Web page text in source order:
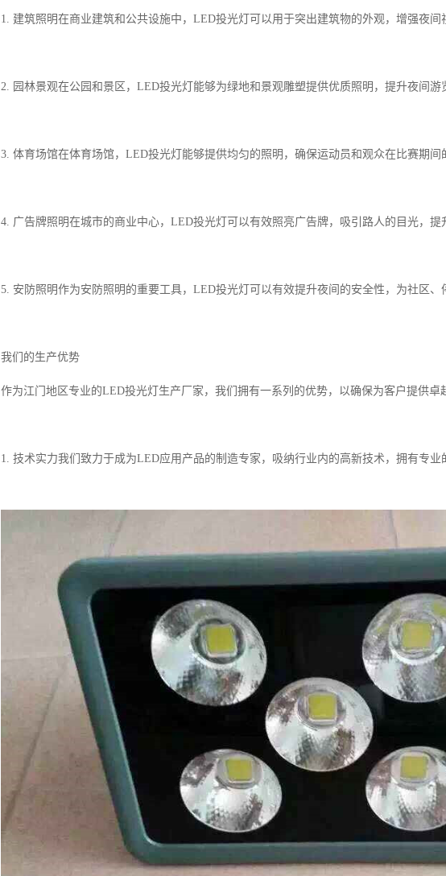
1. 建筑照明在商业建筑和公共设施中，LED投光灯可以用于突出建筑物的外观，增强夜
2. 园林景观在公园和景区，LED投光灯能够为绿地和景观雕塑提供优质照明，提升夜间游
3. 体育场馆在体育场馆，LED投光灯能够提供均匀的照明，确保运动员和观众在比赛期
4. 广告牌照明在城市的商业中心，LED投光灯可以有效照亮广告牌，吸引路人的目光，提
5. 安防照明作为安防照明的重要工具，LED投光灯可以有效提升夜间的安全性，为社区
我们的生产优势
作为江门地区专业的LED投光灯生产厂家，我们拥有一系列的优势，以确保为客户提供卓
1. 技术实力我们致力于成为LED应用产品的制造专家，吸纳行业内的高新技术，拥有专